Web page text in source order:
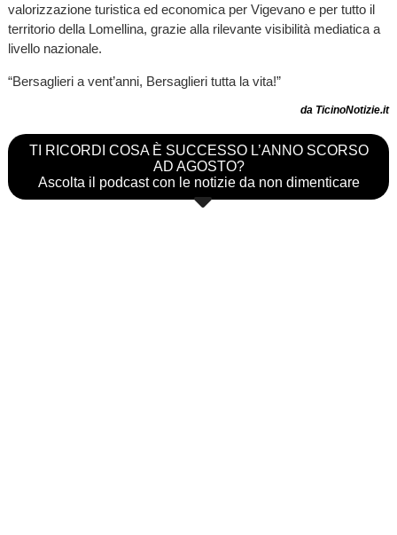
valorizzazione turistica ed economica per Vigevano e per tutto il
territorio della Lomellina, grazie alla rilevante visibilità mediatica a
livello nazionale.
“Bersaglieri a vent’anni, Bersaglieri tutta la vita!”
da TicinoNotizie.it
TI RICORDI COSA È SUCCESSO L’ANNO SCORSO
AD AGOSTO?
Ascolta il podcast con le notizie da non dimenticare